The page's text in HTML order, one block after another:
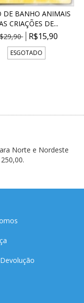
DE BANHO ANIMAIS
CRIAÇÕES DE...
R$15,90
ESGOTADO
Norte e Nordeste